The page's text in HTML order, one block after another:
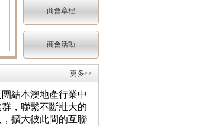
商會章程
商會活動
更多>>
結本澳地產行業中
，聯繫不斷壯大的
擴大彼此間的互聯